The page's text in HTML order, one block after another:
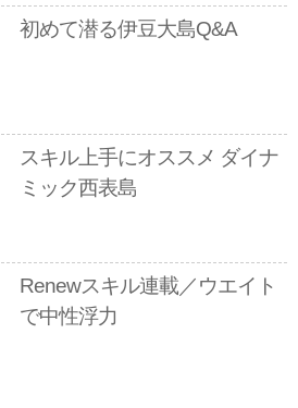
初めて潜る伊豆大島Q&A
スキル上手にオススメ ダイナ
ミック西表島
Renewスキル連載／ウエイト
で中性浮力